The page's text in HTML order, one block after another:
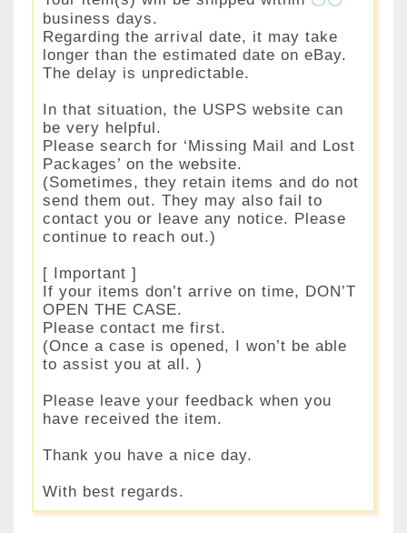
business days.
Regarding the arrival date, it may take
longer than the estimated date on eBay.
The delay is unpredictable.
In that situation, the USPS website can
be very helpful.
Please search for ‘Missing Mail and Lost
Packages’ on the website.
(Sometimes, they retain items and do not
send them out. They may also fail to
contact you or leave any notice. Please
continue to reach out.)
[ Important ]
If your items don’t arrive on time, DON’T
OPEN THE CASE.
Please contact me first.
(Once a case is opened, I won’t be able
to assist you at all. )
Please leave your feedback when you
have received the item.
Thank you have a nice day.
With best regards.